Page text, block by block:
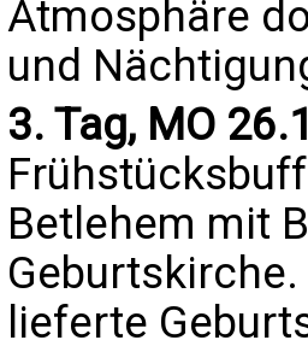
Atmosphäre
und
3. Tag, MO
Betlehem mit
lieferte